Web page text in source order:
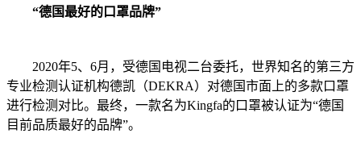
“德国最好的口罩品牌”
2020年5、6月，受德国电视二台委托，世界知名的第三方
专业检测认证机构德凯（DEKRA）对德国市面上的多款口罩
进行检测对比。最终，一款名为Kingfa的口罩被认证为“德国
目前品质最好的品牌”。